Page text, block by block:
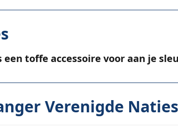
toffe accessoire voor aan je
Verenigde